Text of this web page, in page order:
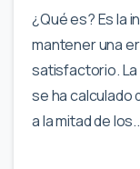
¿Qué es? Es la
mantener una
satisfactorio. La
se ha calculado
a la mitad de